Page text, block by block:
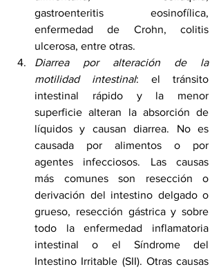
gastroenteritis eosinofílica,
enfermedad de Crohn, colitis
ulcerosa, entre otras.
Diarrea por alteración de la
motilidad intestinal: el tránsito
intestinal rápido y la menor
superficie alteran la absorción de
líquidos y causan diarrea. No es
causada por alimentos o por
agentes infecciosos. Las causas
más comunes son resección o
derivación del intestino delgado o
grueso, resección gástrica y sobre
todo la enfermedad inflamatoria
intestinal o el Síndrome del
Intestino Irritable (SII). Otras causas